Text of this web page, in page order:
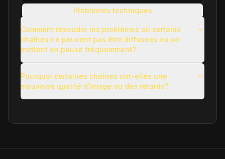
Problèmes techniques
Problèmes d'utilisation
Autres questions courantes
Comment résoudre les problèmes où certains
chaînes ne peuvent pas être diffusées ou se
mettent en pause fréquemment?
Pourquoi certaines chaînes ont-elles une
mauvaise qualité d'image ou des retards?